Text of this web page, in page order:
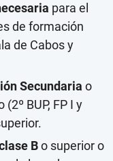
para el
de formación
de Cabos y
Secundaria o
BUP, FP I y
Bo superior o